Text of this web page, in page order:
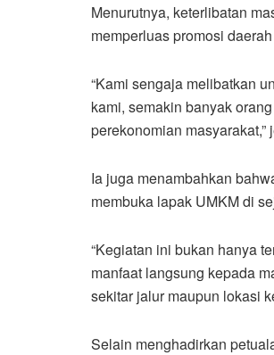
Menurutnya, keterlibatan
memperluas promosi
“Kami sengaja melibatkan
kami, semakin banyak
perekonomian masyarakat,”
Ia juga menambahkan
membuka lapak UMKM di
“Kegiatan ini bukan hanya
manfaat langsung kepada
sekitar jalur maupun lokasi
Selain menghadirkan